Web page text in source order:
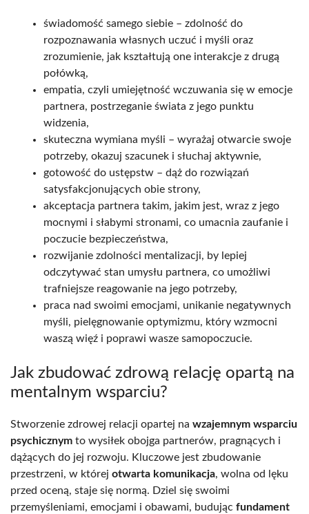
świadomość samego siebie – zdolność do
rozpoznawania własnych uczuć i myśli oraz
zrozumienie, jak kształtują one interakcje z drugą
połówką,
empatia, czyli umiejętność wczuwania się w emocje
partnera, postrzeganie świata z jego punktu
widzenia,
skuteczna wymiana myśli – wyrażaj otwarcie swoje
potrzeby, okazuj szacunek i słuchaj aktywnie,
gotowość do ustępstw – dąż do rozwiązań
satysfakcjonujących obie strony,
akceptacja partnera takim, jakim jest, wraz z jego
mocnymi i słabymi stronami, co umacnia zaufanie i
poczucie bezpieczeństwa,
rozwijanie zdolności mentalizacji, by lepiej
odczytywać stan umysłu partnera, co umożliwi
trafniejsze reagowanie na jego potrzeby,
praca nad swoimi emocjami, unikanie negatywnych
myśli, pielęgnowanie optymizmu, który wzmocni
waszą więź i poprawi wasze samopoczucie.
Jak zbudować zdrową relację opartą na
mentalnym wsparciu?
Stworzenie zdrowej relacji opartej na wzajemnym wsparciu
psychicznym to wysiłek obojga partnerów, pragnących i
dążących do jej rozwoju. Kluczowe jest zbudowanie
przestrzeni, w której otwarta komunikacja, wolna od lęku
przed oceną, staje się normą. Dziel się swoimi
przemyśleniami, emocjami i obawami, budując fundament